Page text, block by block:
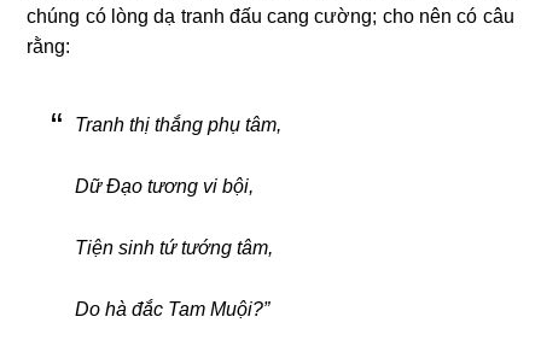
chúng có lòng dạ tranh đấu cang cường; cho nên có câu
rằng:
Tranh thị thắng phụ tâm,
Dữ Ðạo tương vi bội,
Tiện sinh tứ tướng tâm,
Do hà đắc Tam Muội?”